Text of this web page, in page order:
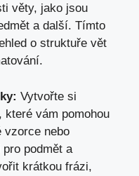
věty, jako jsou
a další. Tímto
o struktuře vět
Vytvořte si
které vám pomohou
vzorce nebo
podmět a
krátkou frázi,